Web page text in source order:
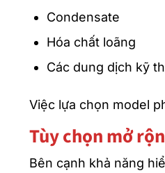
Condensate
Hóa chất loãng
Các dung dịch kỹ
Việc lựa chọn model
Tùy chọn mở
Bên cạnh khả năng